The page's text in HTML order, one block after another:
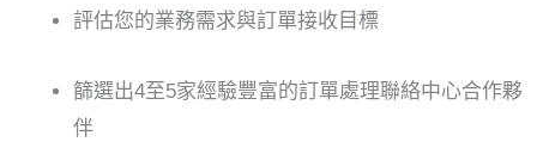
評估您的業務需求與訂單接收目標
篩選出4至5家經驗豐富的訂單處理聯絡中心合作夥
伴